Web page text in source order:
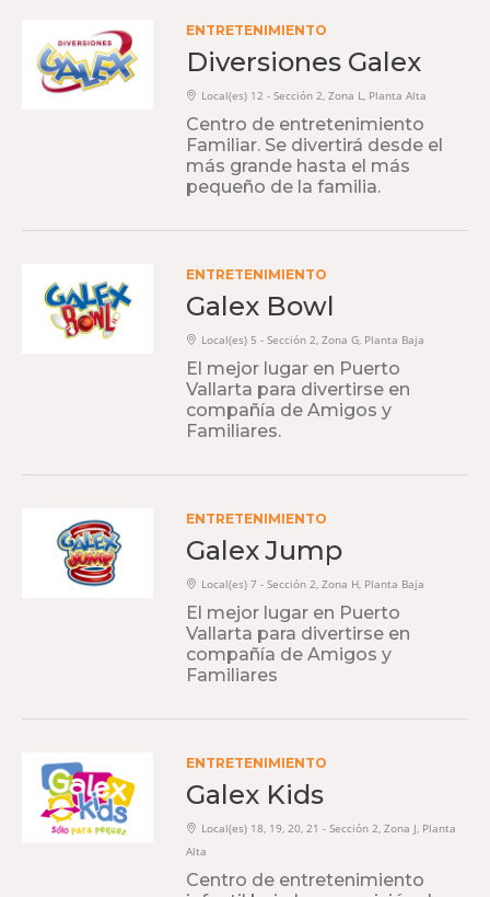
ENTRETENIMIENTO
Diversiones Galex
Local(es) 12 - Sección 2, Zona L, Planta Alta
Centro de entretenimiento
Familiar. Se divertirá desde el
más grande hasta el más
pequeño de la familia.
ENTRETENIMIENTO
Galex Bowl
Local(es) 5 - Sección 2, Zona G, Planta Baja
El mejor lugar en Puerto
Vallarta para divertirse en
compañía de Amigos y
Familiares.
ENTRETENIMIENTO
Galex Jump
Local(es) 7 - Sección 2, Zona H, Planta Baja
El mejor lugar en Puerto
Vallarta para divertirse en
compañía de Amigos y
Familiares
ENTRETENIMIENTO
Galex Kids
Local(es) 18, 19, 20, 21 - Sección 2, Zona J, Planta
Alta
Centro de entretenimiento